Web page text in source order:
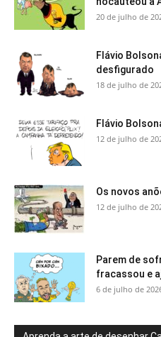
20 de julho de
Flávio
desfigurado
18 de julho de
Flávio
12 de julho de
Os novos
12 de julho de
Parem de
fracassou e
6 de julho de